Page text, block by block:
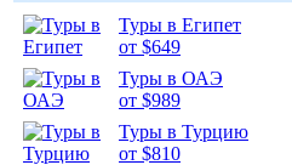
Туры в Египет
от $649
Туры в ОАЭ
от $989
Туры в Турцию
от $810